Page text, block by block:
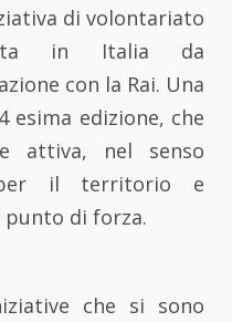
di volontariato
in Italia da
con la Rai. Una
esima edizione, che
attiva, nel senso
per il territorio e
punto di forza.
che si sono